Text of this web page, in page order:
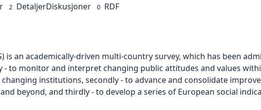
2 DetaljerDiskusjoner 0 RDF
is an academically-driven multi-country survey, which has been
- to monitor and interpret changing public attitudes and values
institutions, secondly - to advance and consolidate
beyond, and thirdly - to develop a series of European social